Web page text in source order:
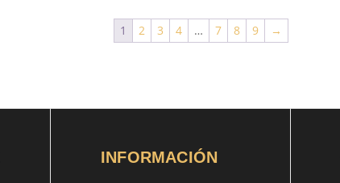
1 2 3 4 … 7 8 9 →
INFORMACIÓN